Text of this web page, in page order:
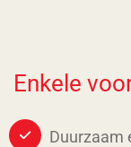
Enkele
Duurzaam